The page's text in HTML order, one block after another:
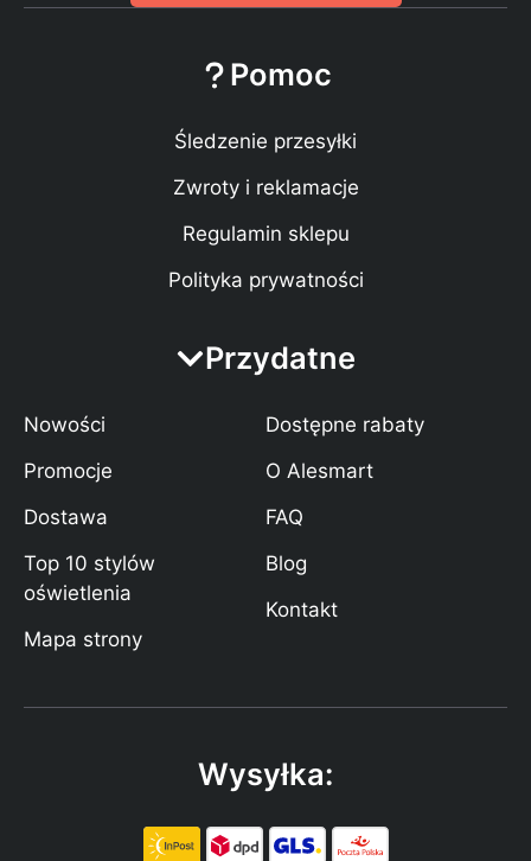
Pomoc
Śledzenie przesyłki
Zwroty i reklamacje
Regulamin sklepu
Polityka prywatności
Przydatne
Nowości
Promocje
Dostawa
Top 10 stylów
oświetlenia
Mapa strony
Dostępne rabaty
O Alesmart
FAQ
Blog
Kontakt
Wysyłka: